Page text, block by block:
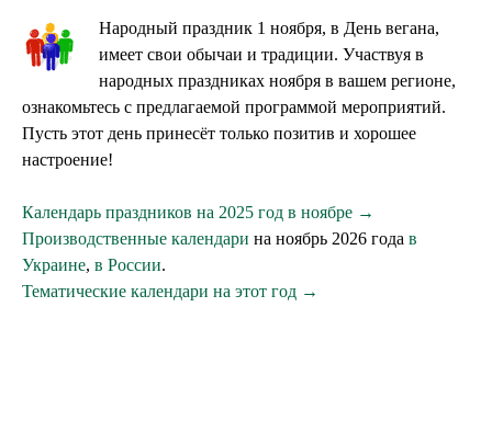
Народный праздник 1 ноября, в День вегана,
имеет свои обычаи и традиции. Участвуя в
народных праздниках ноября в вашем регионе,
ознакомьтесь с предлагаемой программой мероприятий.
Пусть этот день принесёт только позитив и хорошее
настроение!
Календарь праздников на 2025 год в ноябре →
Производственные календари на ноябрь 2026 года в
Украине, в России.
Тематические календари на этот год →